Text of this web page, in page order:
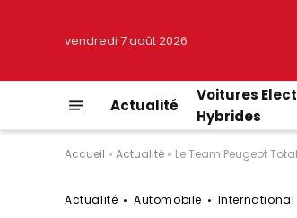
vendredi 7 août 2026
Actualité
Voitures
Hybrides
Accueil » Actualité » Le Team Peugeot
Actualité Automobile International